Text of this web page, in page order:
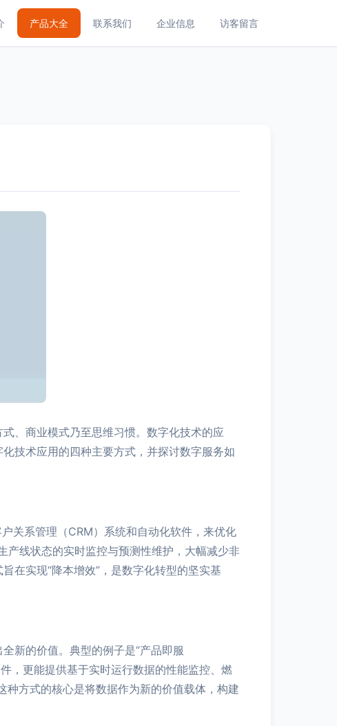
产品大全 联系我们 企业信息 访客留言
、商业模式乃至思维习惯。数字化技术的应
技术应用的四种主要方式，并探讨数字服务如
关系管理（CRM）系统和自动化软件，来优化
产线状态的实时监控与预测性维护，大幅减少非
在实现“降本增效”，是数字化转型的坚实基
新的价值。典型的例子是“产品即服
，更能提供基于实时运行数据的性能监控、燃
方式的核心是将数据作为新的价值载体，构建